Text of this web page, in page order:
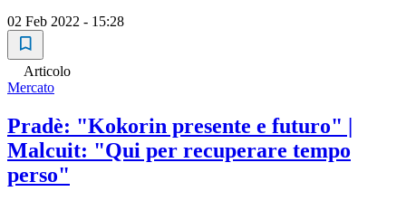
02 Feb 2022 - 15:28
Articolo
Mercato
Pradè: "Kokorin presente e futuro" |
Malcuit: "Qui per recuperare tempo
perso"